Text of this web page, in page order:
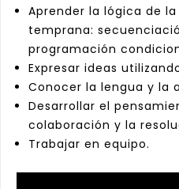
Aprender la lógica de
temprana:
programación
Expresar ideas
Conocer la lengua y la
Desarrollar el
colaboración y la
Trabajar en equipo.